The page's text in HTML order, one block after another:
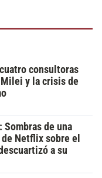
consultoras
y la crisis de
de una
Netflix sobre el
a su